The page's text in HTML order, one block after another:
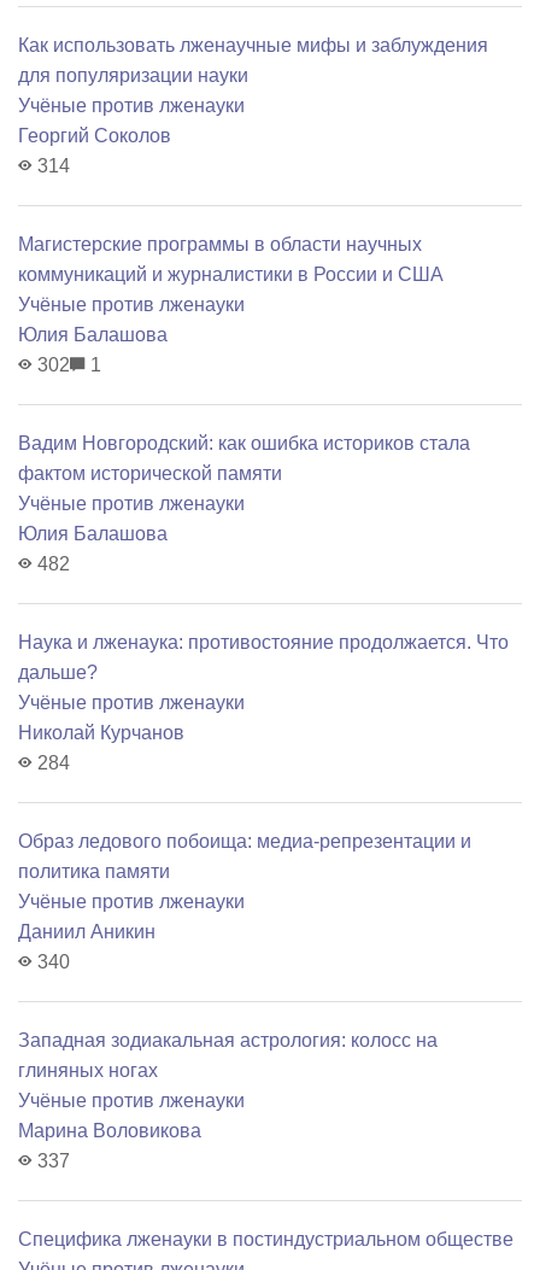
Как использовать лженаучные мифы и заблуждения
для популяризации науки
Учёные против лженауки
Георгий Соколов
314
Магистерские программы в области научных
коммуникаций и журналистики в России и США
Учёные против лженауки
Юлия Балашова
302
1
Вадим Новгородский: как ошибка историков стала
фактом исторической памяти
Учёные против лженауки
Юлия Балашова
482
Наука и лженаука: противостояние продолжается. Что
дальше?
Учёные против лженауки
Николай Курчанов
284
Образ ледового побоища: медиа-репрезентации и
политика памяти
Учёные против лженауки
Даниил Аникин
340
Западная зодиакальная астрология: колосс на
глиняных ногах
Учёные против лженауки
Марина Воловикова
337
Специфика лженауки в постиндустриальном обществе